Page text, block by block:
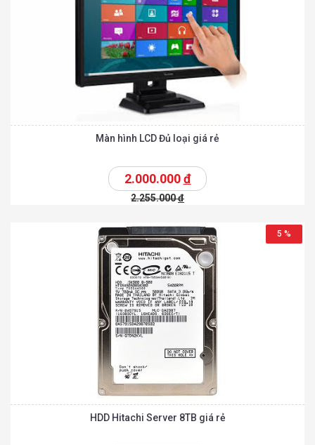
Màn hình LCD Đủ loại giá rẻ
2.000.000đ
2.255.000đ
5 %
HDD Hitachi Server 8TB giá rẻ